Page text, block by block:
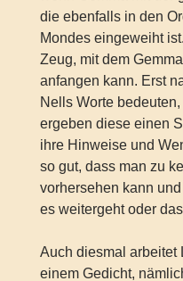
die ebenfalls in den
Mondes eingeweiht
Zeug, mit dem
anfangen kann. Erst
Nells Worte
ergeben diese einen
ihre Hinweise und
so gut, dass man zu
vorhersehen kann
es weitergeht oder
Auch diesmal arbeitet
einem Gedicht,